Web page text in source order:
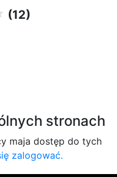
(12)
stronach
maja dostęp do tych
zalogować.